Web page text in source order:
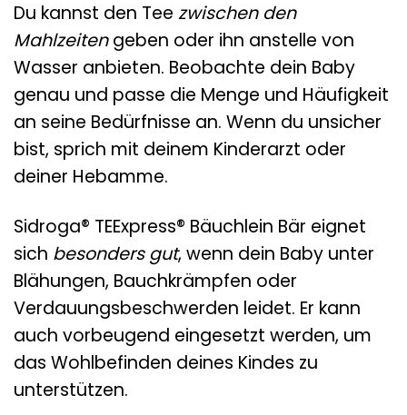
Du kannst den Tee zwischen den
Mahlzeitengeben oder ihn anstelle von
Wasser anbieten. Beobachte dein Baby
genau und passe die Menge und Häufigkeit
an seine Bedürfnisse an. Wenn du unsicher
bist, sprich mit deinem Kinderarzt oder
deiner Hebamme.
Sidroga® TEExpress® Bäuchlein Bär eignet
sich besonders gut, wenn dein Baby unter
Blähungen, Bauchkrämpfen oder
Verdauungsbeschwerden leidet. Er kann
auch vorbeugend eingesetzt werden, um
das Wohlbefinden deines Kindes zu
unterstützen.